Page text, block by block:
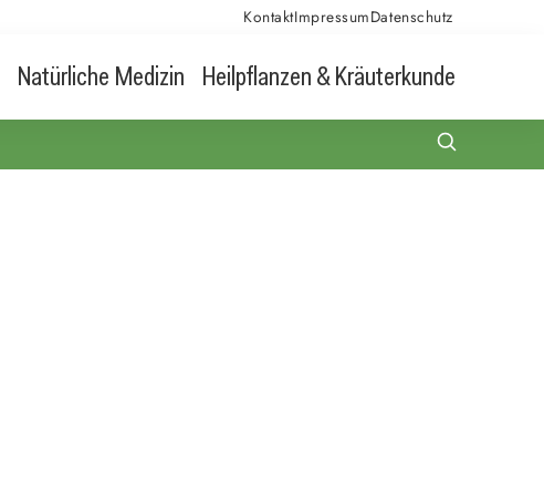
KontaktImpressumDatenschutz
Natürliche Medizin Heilpflanzen & Kräuterkunde